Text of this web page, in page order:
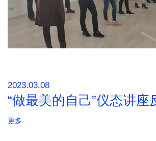
2023.03.08
“做最美的自己”仪态讲座
更多...